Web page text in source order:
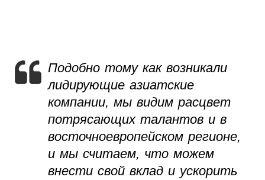
Подобно тому как возникали
лидирующие азиатские
компании, мы видим расцвет
потрясающих талантов и в
восточноевропейском регионе,
и мы считаем, что можем
внести свой вклад и ускорить